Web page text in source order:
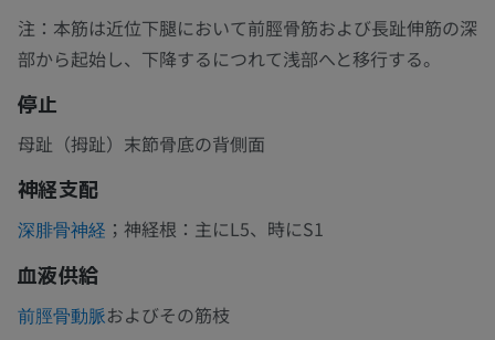
注：本筋は近位下腿において前脛骨筋および長趾伸筋の深
部から起始し、下降するにつれて浅部へと移行する。
停止
母趾（拇趾）末節骨底の背側面
神経支配
深腓骨神経 ；神経根：主にL5、時にS1
血液供給
前脛骨動脈およびその筋枝